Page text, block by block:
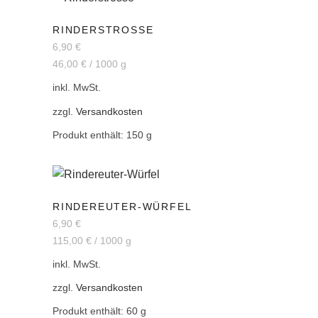
RINDERSTROSSE
6,90 €
46,00 € / 1000 g
inkl. MwSt.
zzgl. Versandkosten
Produkt enthält: 150 g
RINDEREUTER-WÜRFEL
6,90 €
115,00 € / 1000 g
inkl. MwSt.
zzgl. Versandkosten
Produkt enthält: 60 g